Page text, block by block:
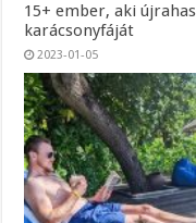
15+ ember, aki
karácsonyfáját
2023-01-05